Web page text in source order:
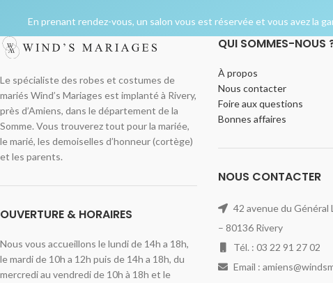
En prenant rendez-vous, un salon vous est réservée et vous avez la
Le spécialiste des robes et costumes de
mariés Wind’s Mariages est implanté à Rivery,
près d’Amiens, dans le département de la
Somme. Vous trouverez tout pour la mariée,
le marié, les demoiselles d’honneur (cortège)
et les parents.
OUVERTURE & HORAIRES
Nous vous accueillons le lundi de 14h a 18h,
le mardi de 10h a 12h puis de 14h a 18h, du
mercredi au vendredi de 10h à 18h et le
QUI SOMMES-NOUS
À propos
Nous contacter
Foire aux questions
Bonnes affaires
NOUS CONTACTER
42 avenue du Général
– 80136 Rivery
Tél. : 03 22 91 27 02
Email :